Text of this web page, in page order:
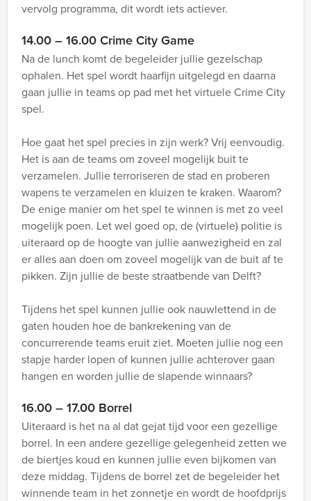
vervolg programma, dit wordt iets actiever.
14.00 – 16.00 Crime City Game
Na de lunch komt de begeleider jullie gezelschap
ophalen. Het spel wordt haarfijn uitgelegd en daarna
gaan jullie in teams op pad met het virtuele Crime City
spel.
Hoe gaat het spel precies in zijn werk? Vrij eenvoudig.
Het is aan de teams om zoveel mogelijk buit te
verzamelen. Jullie terroriseren de stad en proberen
wapens te verzamelen en kluizen te kraken. Waarom?
De enige manier om het spel te winnen is met zo veel
mogelijk poen. Let wel goed op, de (virtuele) politie is
uiteraard op de hoogte van jullie aanwezigheid en zal
er alles aan doen om zoveel mogelijk van de buit af te
pikken. Zijn jullie de beste straatbende van Delft?
Tijdens het spel kunnen jullie ook nauwlettend in de
gaten houden hoe de bankrekening van de
concurrerende teams eruit ziet. Moeten jullie nog een
stapje harder lopen of kunnen jullie achterover gaan
hangen en worden jullie de slapende winnaars?
16.00 – 17.00 Borrel
Uiteraard is het na al dat gejat tijd voor een gezellige
borrel. In een andere gezellige gelegenheid zetten we
de biertjes koud en kunnen jullie even bijkomen van
deze middag. Tijdens de borrel zet de begeleider het
winnende team in het zonnetje en wordt de hoofdprijs